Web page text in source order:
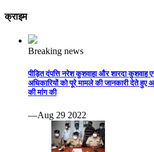
क्राइम
Breaking news
पीड़ित दंपत्ति नरेश कुशवाहा और शारदा
अधिकारियों को पूरे मामले की जानकारी देते हुए
की मांग की
—Aug 29 2022